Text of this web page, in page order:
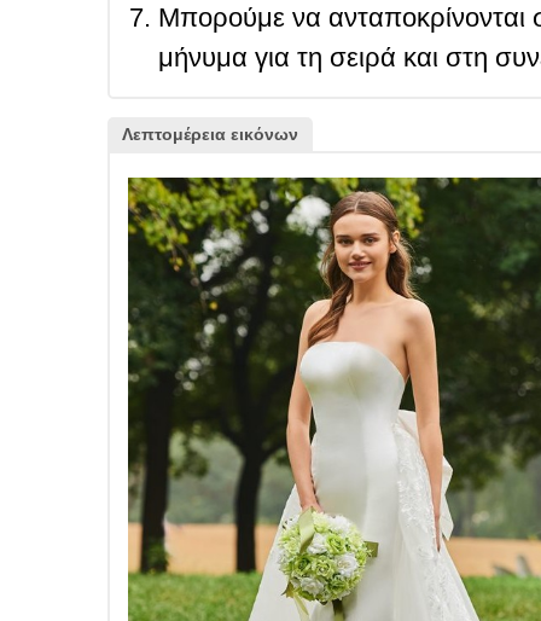
Μπορούμε να ανταποκρίνονται
μήνυμα για τη σειρά και στη
Λεπτομέρεια εικόνων